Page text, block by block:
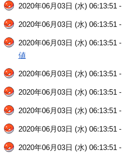
2020年06月03日 (水) 06:13:51 -
2020年06月03日 (水) 06:13:51 -
2020年06月03日 (水) 06:13:51 -
値
2020年06月03日 (水) 06:13:51 -
2020年06月03日 (水) 06:13:51 -
2020年06月03日 (水) 06:13:51 -
2020年06月03日 (水) 06:13:51 -
2020年06月03日 (水) 06:13:51 -